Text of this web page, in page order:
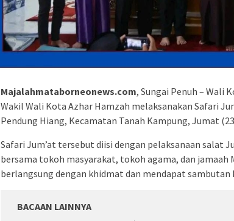
Majalahmataborneonews.com, Sungai Penuh – Wali
Wakil Wali Kota Azhar Hamzah melaksanakan Safari
Pendung Hiang, Kecamatan Tanah Kampung, Jumat
Safari Jum’at tersebut diisi dengan pelaksanaan salat
bersama tokoh masyarakat, tokoh agama, dan jamaah
berlangsung dengan khidmat dan mendapat
BACAAN LAINNYA